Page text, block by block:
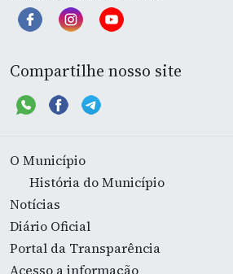
Compartilhe nosso site
O Município
História do Município
Notícias
Diário Oficial
Portal da Transparência
Acesso a informação